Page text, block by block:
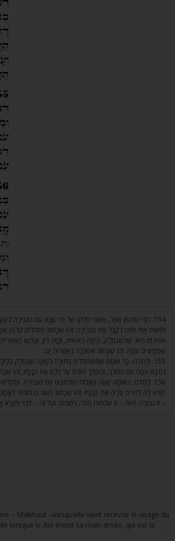
154. רַבִּי שִׁמְעוֹן אָמַר, אַשְׁרֵי חֶלְקוֹ שֶׁל מִי שֶׁבָּא עִם
מוֹשִׁיט אֶת יְמִינוֹ לְקַבֵּל אֶת הַגְּבִירָה. זֶהוּ שֶׁכָּתוּב (תהלים
אוֹתוֹ יָם הִיא. שֶׁכְּשֶׁנֶּחֱלָק, הָיְתָה רֵאשִׁית, וְהָיָה דִין, וְעַכְשָׁו
שֶׁמִּזְדַּוְּגִים עִמָּהּ. זֶהוּ שֶׁכָּתוּב אֶשְׁכְּנָה בְּאַחֲרִית יָם.
155. וְלָמַדְנוּ, כָּל אוֹתָם שֶׁמִּשְׁתַּדְּלִים בַּתּוֹרָה בְּשָׁעָה שֶׁנֶּחֱלָק
נִמְצָא עִמָּהּ עִם הַמֶּלֶךְ, וְהַמֶּלֶךְ פּוֹרֵס עַל כֻּלָּם אֶת כְּנָפָיו. זֶהוּ
156. לָמַדְנוּ, בְּאוֹתָהּ שָׁעָה הָאָבוֹת מִזְדַּמְּנִים עִם הַגְּבִירָה,
קוֹרֵא לָהּ לִפְרֹס עָלֶיהָ אֶת כְּנָפָיו. זֶהוּ שֶׁכָתוּב (שם נ) מִזְמוֹר
– זוֹ גְבוּרָה. יֱהֹוִה – זוֹ שְׁלֵמוּת הַכֹּל, רַחֲמִים. וְעַל זֶה – דִּבֶּר וַיִּקְרָא
– Malkhout –lorsqu’elle vient recevoir le visage du
lorsque le Roi étend Sa main droite, qui est la